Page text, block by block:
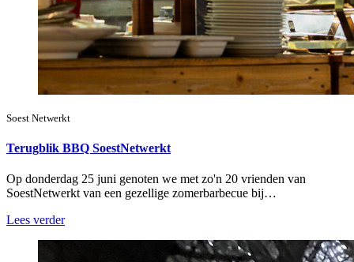
Soest Netwerkt
Terugblik BBQ SoestNetwerkt
Op donderdag 25 juni genoten we met zo'n 20 vrienden van
SoestNetwerkt van een gezellige zomerbarbecue bij…
Lees verder